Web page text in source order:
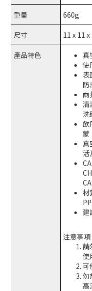
重量 660g
尺寸 11 x 11
產品特色
真
使
表
防
兩
清
洗
飲
蒙
真
活
材
建
注意事項
請
使
可
勿
高